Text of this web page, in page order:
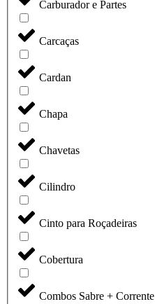
Carburador e Partes
Carcaças
Cardan
Chapa
Chavetas
Cilindro
Cinto para Roçadeiras
Cobertura
Combos Sabre + Corrente